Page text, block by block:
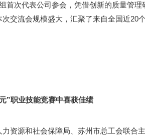
首次代表公司参会，凭借创新的质量管
交流会规模盛大，汇聚了来自全国近20
”职业技能竞赛中喜获佳绩
资源和社会保障局、苏州市总工会联合